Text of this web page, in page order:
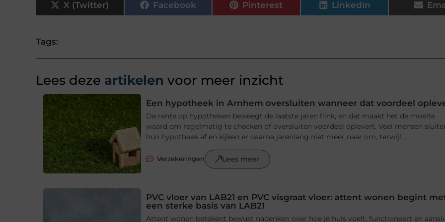
X (Twitter) Facebook Pinterest LinkedIn
Tags:
Lees deze artikelen voor meer inzicht
Een hypotheek in Arnhem oversluiten wanneer dat voordeel
De rente op hypotheken beweegt de laatste jaren flink, en dat maakt het de moeite
waard om regelmatig te checken of oversluiten voordeel oplevert. Veel mensen
hun hypotheek af en kijken er daarna jarenlang niet meer naar om, terwijl ...
Verzekeringen Lees meer
PVC vloer van LAB21 en PVC visgraat vloer: attent wonen begint
een sterke basis van LAB21
Attent wonen betekent bewust nadenken over hoe je huis voelt, functioneert en